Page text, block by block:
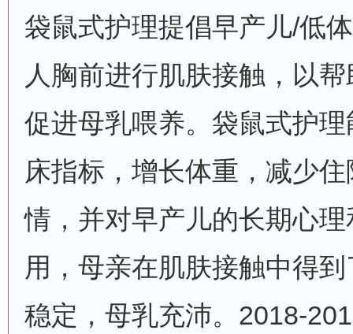
袋鼠式护理提倡早产儿/低
人胸前进行肌肤接触，以
促进母乳喂养。袋鼠式护
床指标，增长体重，减少
情，并对早产儿的长期心
用，母亲在肌肤接触中得
稳定，母乳充沛。2018-